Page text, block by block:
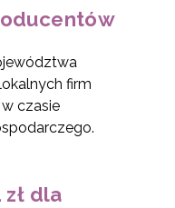
firm
czasie
dla